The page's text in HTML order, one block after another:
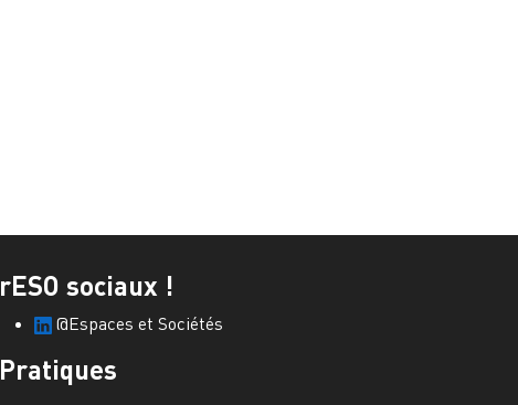
rESO sociaux !
@Espaces et Sociétés
Pratiques